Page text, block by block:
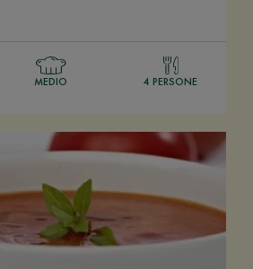
MEDIO 4 PERSONE